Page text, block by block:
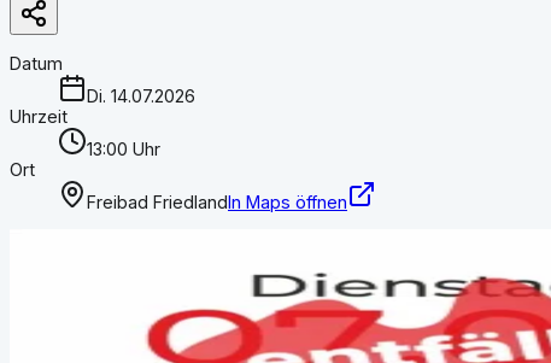
Datum
Di. 14.07.2026
Uhrzeit
13:00 Uhr
Ort
Freibad FriedlandIn Maps öffnen